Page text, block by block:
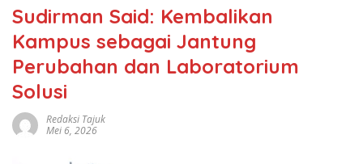
Sudirman Said: Kembalikan
Kampus sebagai Jantung
Perubahan dan Laboratorium
Solusi
Redaksi Tajuk
Mei 6, 2026